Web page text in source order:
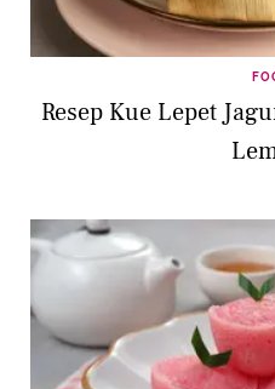
Resep Kue Lepet